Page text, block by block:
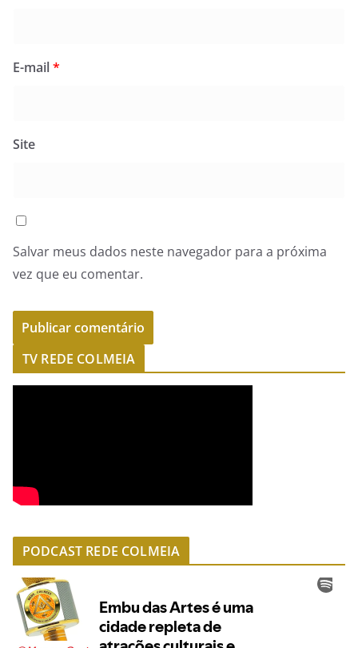
E-mail*
Site
Salvar meus dados neste navegador para a próxima
vez que eu comentar.
TV REDE COLMEIA
PODCAST REDE COLMEIA